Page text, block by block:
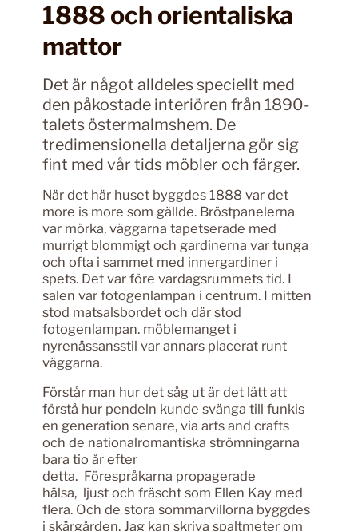
1888 och orientaliska
mattor
Det är något alldeles speciellt med
den påkostade interiören från 1890-
talets östermalmshem. De
tredimensionella detaljerna gör sig
fint med vår tids möbler och färger.
När det här huset byggdes 1888 var det
more is more som gällde. Bröstpanelerna
var mörka, väggarna tapetserade med
murrigt blommigt och gardinerna var tunga
och ofta i sammet med innergardiner i
spets. Det var före vardagsrummets tid. I
salen var fotogenlampan i centrum. I mitten
stod matsalsbordet och där stod
fotogenlampan. möblemanget i
nyrenässansstil var annars placerat runt
väggarna.
Förstår man hur det såg ut är det lätt att
förstå hur pendeln kunde svänga till funkis
en generation senare, via arts and crafts
och de nationalromantiska strömningarna
bara tio år efter
detta. Förespråkarna propagerade
hälsa, ljust och fräscht som Ellen Kay med
flera. Och de stora sommarvillorna byggdes
i skärgården. Jag kan skriva spaltmeter om